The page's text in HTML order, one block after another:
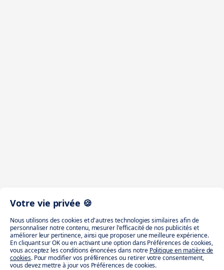
Votre vie privée 🍪
Nous utilisons des cookies et d'autres technologies similaires afin de
personnaliser notre contenu, mesurer l'efficacité de nos publicités et
améliorer leur pertinence, ainsi que proposer une meilleure expérience.
En cliquant sur OK ou en activant une option dans Préférences de cookies,
vous acceptez les conditions énoncées dans notre Politique en matière de
cookies. Pour modifier vos préférences ou retirer votre consentement,
vous devez mettre à jour vos Préférences de cookies.